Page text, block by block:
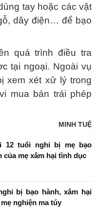
tay hoặc các vật
dây điện… để bạo
quá trình điều tra
tại ngoại. Ngoài vụ
xem xét xử lý trong
mua bán trái phép
MINH TUỆ
12 tuổi nghi bị mẹ bạo
mẹ xâm hại tình dục
bị bạo hành, xâm hại
nghiện ma túy